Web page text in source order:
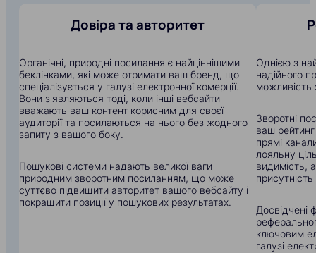
Довіра та авторитет
Органічні, природні посилання є найціннішими
беклінками, які може отримати ваш бренд, що
спеціалізується у галузі електронної комерції.
Вони з'являються тоді, коли інші вебсайти
вважають ваш контент корисним для своєї
аудиторії та посилаються на нього без жодного
запиту з вашого боку.
Пошукові системи надають великої ваги
природним зворотним посиланням, що може
суттєво підвищити авторитет вашого вебсайту і
покращити позиції у пошукових результатах.
Однією з
надійного
можливість
Зворотні
ваш
прямі
лояльну
видимість,
Досвідчені
ключовим
галузі